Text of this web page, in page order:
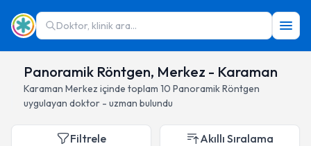
Doktor, klinik ara...
Panoramik Röntgen, Merkez - Karaman
Karaman Merkez içinde toplam 10 Panoramik Röntgen
uygulayan doktor - uzman bulundu
Filtrele Akıllı Sıralama